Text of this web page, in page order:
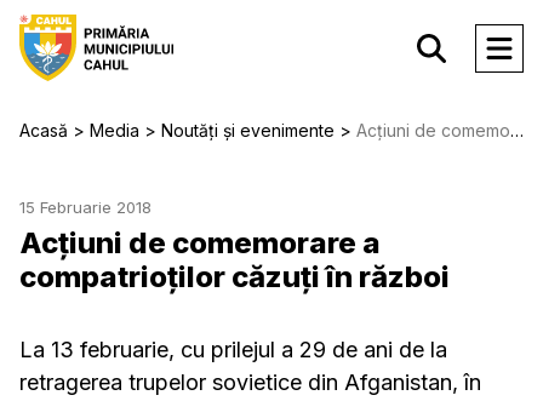
Acasă Media Noutăți și evenimente Acțiuni de comemorare a compatrioților căzuți în război
15 Februarie 2018
Acțiuni de comemorare a
compatrioților căzuți în război
La 13 februarie, cu prilejul a 29 de ani de la
retragerea trupelor sovietice din Afganistan, în